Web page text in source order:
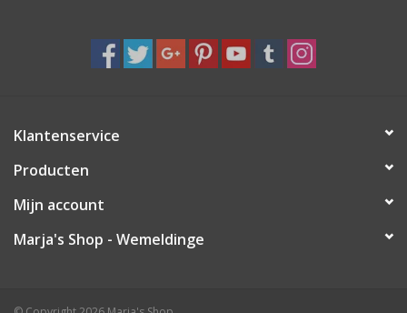
Speelgoed & hobby
Cadeau & feest
Contact/Locatie
Klantenservice
Producten
Mijn account
Marja's Shop - Wemeldinge